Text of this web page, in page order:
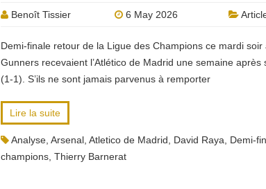
Benoît Tissier 6 May 2026
Demi-finale retour de la Ligue des Champions ce mardi soir
Gunners recevaient l’Atlético de Madrid une semaine
(1-1). S’ils ne sont jamais parvenus à remporter
Lire la suite
Analyse Arsenal Atletico de Madrid David Raya Demi-
champions Thierry Barnerat